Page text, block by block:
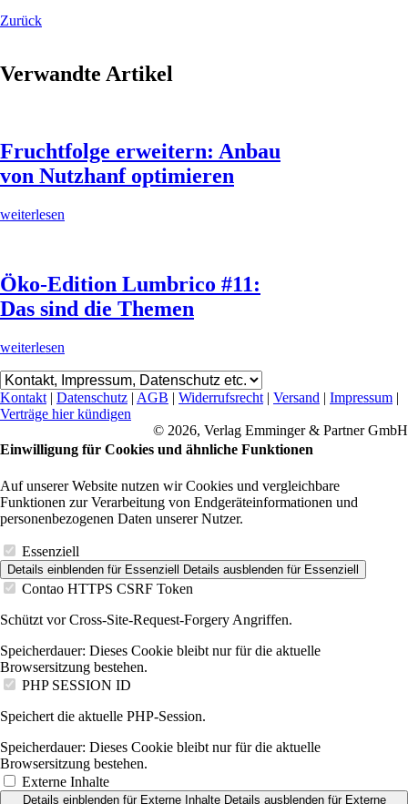
Zurück
Verwandte Artikel
Fruchtfolge erweitern: Anbau
von Nutzhanf optimieren
weiterlesen
Öko-Edition Lumbrico #11:
Das sind die Themen
weiterlesen
Kontakt | Datenschutz | AGB | Widerrufsrecht | Versand | Impressum |
Verträge hier kündigen
© 2026, Verlag Emminger & Partner GmbH
Einwilligung für Cookies und ähnliche Funktionen
Auf unserer Website nutzen wir Cookies und vergleichbare
Funktionen zur Verarbeitung von Endgeräteinformationen und
personenbezogenen Daten unserer Nutzer.
Essenziell
Details einblenden für Essenziell Details ausblenden für Essenziell
Contao HTTPS CSRF Token
Schützt vor Cross-Site-Request-Forgery Angriffen.
Speicherdauer: Dieses Cookie bleibt nur für die aktuelle
Browsersitzung bestehen.
PHP SESSION ID
Speichert die aktuelle PHP-Session.
Speicherdauer: Dieses Cookie bleibt nur für die aktuelle
Browsersitzung bestehen.
Externe Inhalte
Details einblendenfür Externe Inhalte Details ausblendenfür Externe